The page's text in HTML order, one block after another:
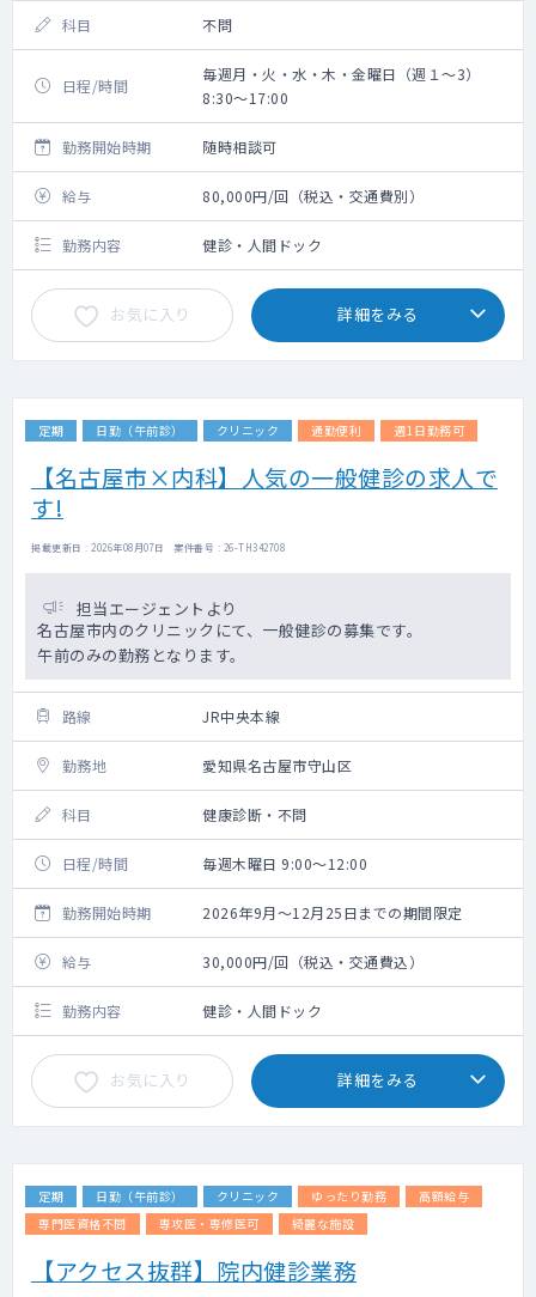
科目 不問
日程/時間
毎週月・火・水・木・金曜日（週１～3）
8:30～17:00
勤務開始時期 随時相談可
給与 80,000円/回（税込・交通費別）
勤務内容 健診・人間ドック
お気に入り 詳細をみる
定期 日勤（午前診） クリニック 通勤便利 週1日勤務可
【名古屋市×内科】人気の一般健診の求人で
す!
掲載更新日 : 2026年08月07日 案件番号 : 26-TH342708
担当エージェントより
名古屋市内のクリニックにて、一般健診の募集です。
午前のみの勤務となります。
路線 JR中央本線
勤務地 愛知県名古屋市守山区
科目 健康診断・不問
日程/時間 毎週木曜日 9:00～12:00
勤務開始時期 2026年9月～12月25日までの期間限定
給与 30,000円/回（税込・交通費込）
勤務内容 健診・人間ドック
お気に入り 詳細をみる
定期 日勤（午前診） クリニック ゆったり勤務
高額給与
専門医資格不問
専攻医・専修医可 綺麗な施設
【アクセス抜群】院内健診業務